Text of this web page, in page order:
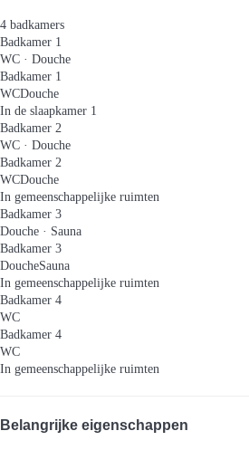
4 badkamers
Badkamer 1
WC · Douche
Badkamer 1
WCDouche
In de slaapkamer 1
Badkamer 2
WC · Douche
Badkamer 2
WCDouche
In gemeenschappelijke ruimten
Badkamer 3
Douche · Sauna
Badkamer 3
DoucheSauna
In gemeenschappelijke ruimten
Badkamer 4
WC
Badkamer 4
WC
In gemeenschappelijke ruimten
Belangrijke eigenschappen